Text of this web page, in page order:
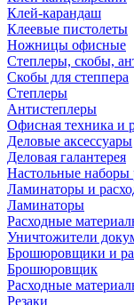
Клей-карандаш
Клеевые пистолеты
Ножницы офисные
Степлеры, скобы,
Скобы для степпера
Степлеры
Антистеплеры
Офисная техника и
Деловые аксессуары
Деловая галантерея
Настольные наборы
Ламинаторы и
Ламинаторы
Расходные
Уничтожители
Брошюровщики и
Брошюровщик
Расходные
Резаки